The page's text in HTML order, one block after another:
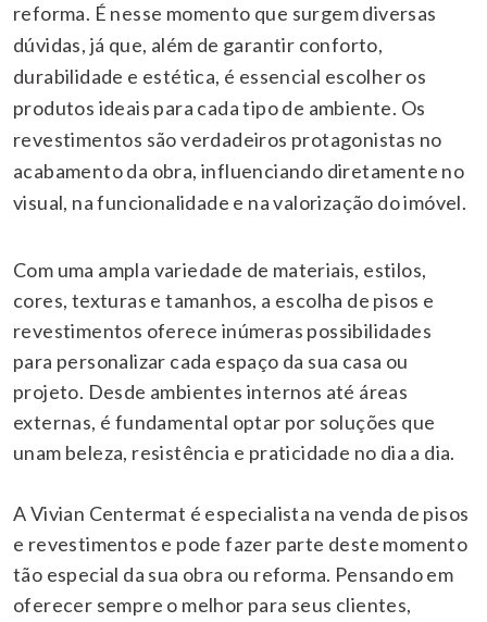
reforma. É nesse momento que surgem diversas
dúvidas, já que, além de garantir conforto,
durabilidade e estética, é essencial escolher os
produtos ideais para cada tipo de ambiente. Os
revestimentos são verdadeiros protagonistas no
acabamento da obra, influenciando diretamente no
visual, na funcionalidade e na valorização do imóvel.
Com uma ampla variedade de materiais, estilos,
cores, texturas e tamanhos, a escolha de pisos e
revestimentos oferece inúmeras possibilidades
para personalizar cada espaço da sua casa ou
projeto. Desde ambientes internos até áreas
externas, é fundamental optar por soluções que
unam beleza, resistência e praticidade no dia a dia.
A Vivian Centermat é especialista na venda de pisos
e revestimentos e pode fazer parte deste momento
tão especial da sua obra ou reforma. Pensando em
oferecer sempre o melhor para seus clientes,